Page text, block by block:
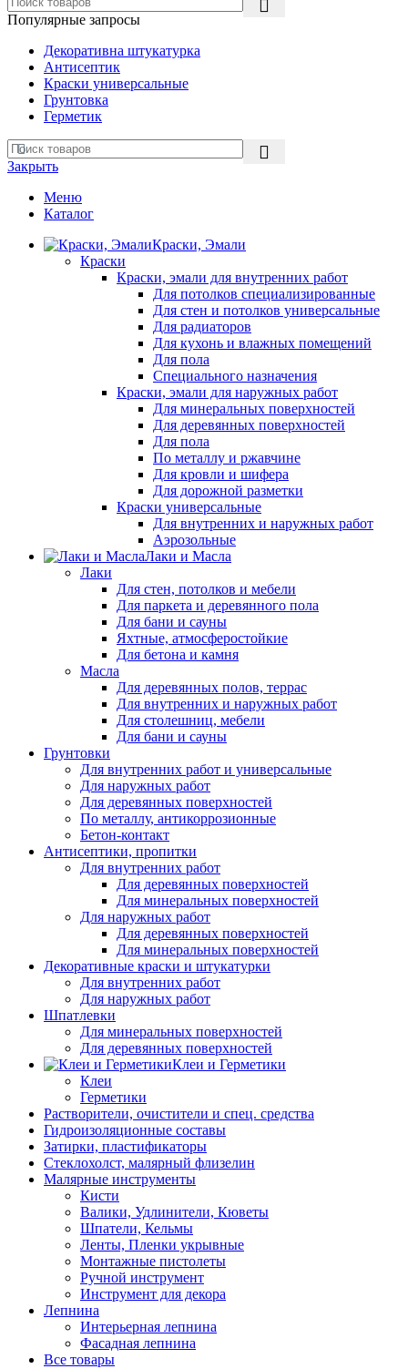
Популярные запросы
Декоративна штукатурка
Антисептик
Краски универсальные
Грунтовка
Герметик
Закрыть
Меню
Каталог
Краски, Эмали
Краски
Краски, эмали для внутренних работ
Для потолков специализированные
Для стен и потолков универсальные
Для радиаторов
Для кухонь и влажных помещений
Для пола
Специального назначения
Краски, эмали для наружных работ
Для минеральных поверхностей
Для деревянных поверхностей
Для пола
По металлу и ржавчине
Для кровли и шифера
Для дорожной разметки
Краски универсальные
Для внутренних и наружных работ
Аэрозольные
Лаки и Масла
Лаки
Для стен, потолков и мебели
Для паркета и деревянного пола
Для бани и сауны
Яхтные, атмосферостойкие
Для бетона и камня
Масла
Для деревянных полов, террас
Для внутренних и наружных работ
Для столешниц, мебели
Для бани и сауны
Грунтовки
Для внутренних работ и универсальные
Для наружных работ
Для деревянных поверхностей
По металлу, антикоррозионные
Бетон-контакт
Антисептики, пропитки
Для внутренних работ
Для деревянных поверхностей
Для минеральных поверхностей
Для наружных работ
Для деревянных поверхностей
Для минеральных поверхностей
Декоративные краски и штукатурки
Для внутренних работ
Для наружных работ
Шпатлевки
Для минеральных поверхностей
Для деревянных поверхностей
Клеи и Герметики
Клеи
Герметики
Растворители, очистители и спец. средства
Гидроизоляционные составы
Затирки, пластификаторы
Стеклохолст, малярный флизелин
Малярные инструменты
Кисти
Валики, Удлинители, Кюветы
Шпатели, Кельмы
Ленты, Пленки укрывные
Монтажные пистолеты
Ручной инструмент
Инструмент для декора
Лепнина
Интерьерная лепнина
Фасадная лепнина
Все товары